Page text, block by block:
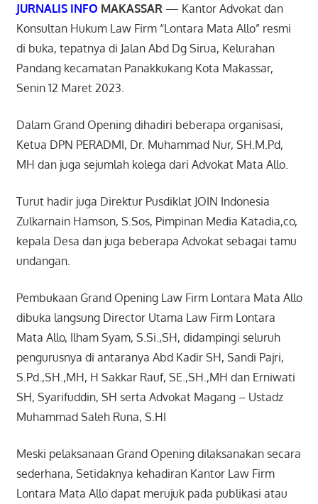
JURNALIS INFO MAKASSAR — Kantor Advokat dan
Konsultan Hukum Law Firm “Lontara Mata Allo” resmi
di buka, tepatnya di Jalan Abd Dg Sirua, Kelurahan
Pandang kecamatan Panakkukang Kota Makassar,
Senin 12 Maret 2023.
Dalam Grand Opening dihadiri beberapa organisasi,
Ketua DPN PERADMI, Dr. Muhammad Nur, SH.M.Pd,
MH dan juga sejumlah kolega dari Advokat Mata Allo.
Turut hadir juga Direktur Pusdiklat JOIN Indonesia
Zulkarnain Hamson, S.Sos, Pimpinan Media Katadia,co,
kepala Desa dan juga beberapa Advokat sebagai tamu
undangan.
Pembukaan Grand Opening Law Firm Lontara Mata Allo
dibuka langsung Director Utama Law Firm Lontara
Mata Allo, Ilham Syam, S.Si.,SH, didampingi seluruh
pengurusnya di antaranya Abd Kadir SH, Sandi Pajri,
S.Pd.,SH.,MH, H Sakkar Rauf, SE.,SH.,MH dan Erniwati
SH, Syarifuddin, SH serta Advokat Magang – Ustadz
Muhammad Saleh Runa, S.HI
Meski pelaksanaan Grand Opening dilaksanakan secara
sederhana, Setidaknya kehadiran Kantor Law Firm
Lontara Mata Allo dapat merujuk pada publikasi atau